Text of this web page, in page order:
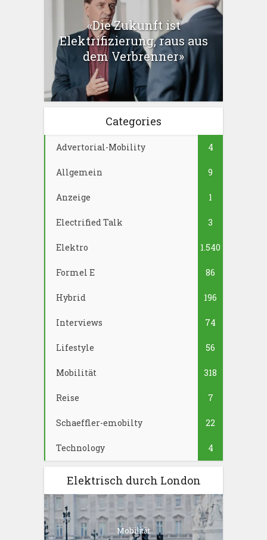
«Die Zukunft ist
Elektrifizierung, raus aus
dem Verbrenner»
Categories
Advertorial-Mobility 4
Allgemein 9
Anzeige 1
Electrified Talk 3
Elektro 1.540
Formel E 86
Hybrid 196
Interviews 74
Lifestyle 56
Mobilität 318
Reise 7
Schaeffler-emobilty 22
Technology 4
Elektrisch durch London
Mobilität